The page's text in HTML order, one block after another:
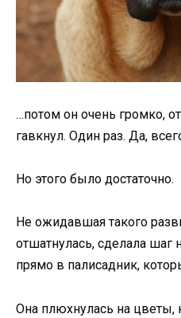
…потом он очень громко,
гавкнул. Один раз. Да,
Но этого было достаточно.
Не ожидавшая такого
отшатнулась, сделала шаг
прямо в палисадник,
Она плюхнулась на цветы,